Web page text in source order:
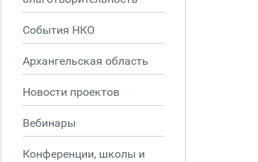
События НКО
Архангельская область
Новости проектов
Вебинары
Конференции, школы и